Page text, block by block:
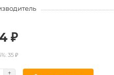
₽
35 ₽